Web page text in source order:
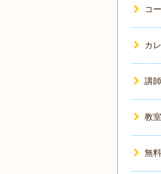
コ
カ
講
教
無